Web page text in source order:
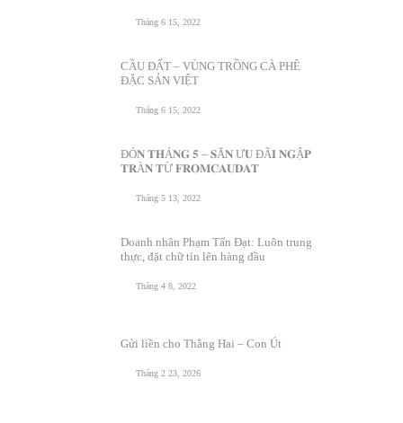
Tháng 6 15, 2022
CẦU ĐẤT – VÙNG TRỒNG CÀ PHÊ
ĐẶC SẢN VIỆT
Tháng 6 15, 2022
ĐÓ𝐍 𝐓𝐇Á𝐍𝐆 𝟓 – 𝐒Ă𝐍 Ư𝐔 ĐÃ𝐈 𝐍𝐆Ậ𝐏
𝐓𝐑À𝐍 𝐓Ừ 𝐅𝐑𝐎𝐌𝐂𝐀𝐔𝐃𝐀𝐓
Tháng 5 13, 2022
Doanh nhân Phạm Tấn Đạt: Luôn trung
thực, đặt chữ tín lên hàng đầu
Tháng 4 8, 2022
Gửi liền cho Thằng Hai – Con Út
Tháng 2 23, 2026